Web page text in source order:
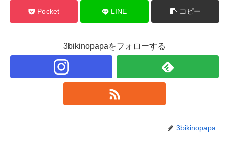
Pocket LINE コピー
3bikinopapaをフォローする
3bikinopapa